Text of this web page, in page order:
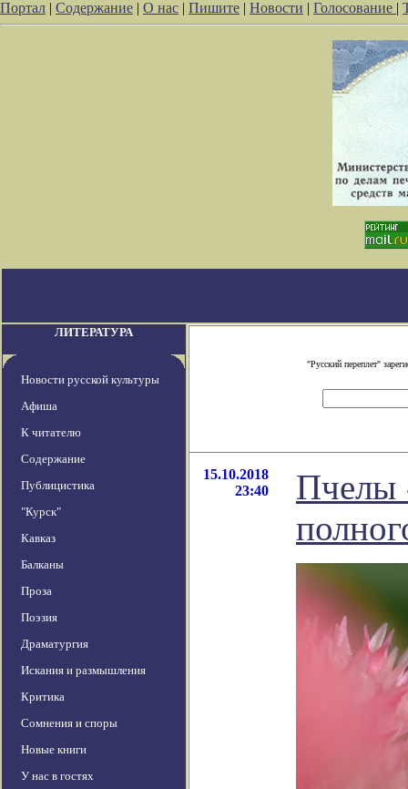
Портал | Содержание | О нас | Пишите | Новости | Голосование |
ЛИТЕРАТУРА
Новости русской культуры
Афиша
К читателю
Содержание
Публицистика
"Курск"
Кавказ
Балканы
Проза
Поэзия
Драматургия
Искания и размышления
Критика
Сомнения и споры
Новые книги
У нас в гостях
"Русский переплет"
15.10.2018
23:40
Пчелы